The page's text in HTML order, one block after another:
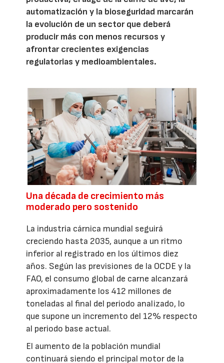
automatización y la bioseguridad marcarán
la evolución de un sector que deberá
producir más con menos recursos y
afrontar crecientes exigencias
regulatorias y medioambientales.
Una década de crecimiento más
moderado pero sostenido
La industria cárnica mundial seguirá
creciendo hasta 2035, aunque a un ritmo
inferior al registrado en los últimos diez
años. Según las previsiones de la OCDE y la
FAO, el consumo global de carne alcanzará
aproximadamente los 412 millones de
toneladas al final del periodo analizado, lo
que supone un incremento del 12% respecto
al periodo base actual.
El aumento de la población mundial
continuará siendo el principal motor de la